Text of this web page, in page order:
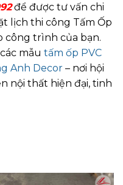
để được tư vấn chi
lịch thi công Tấm Ốp
công trình của bạn.
mẫu tấm ốp PVC
Anh Decor – nơi hội
nội thất hiện đại, tinh